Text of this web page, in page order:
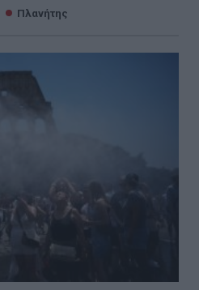
Πλανήτης